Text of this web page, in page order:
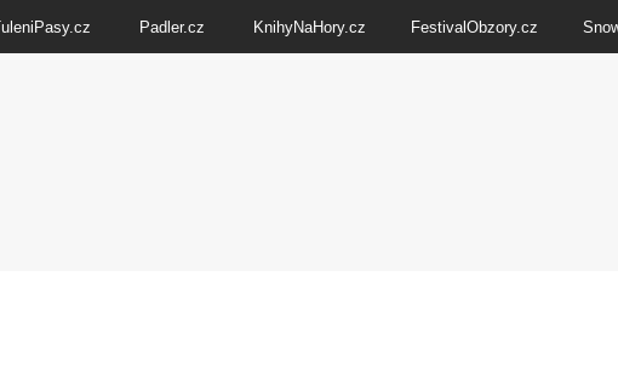
Padler.cz KnihyNaHory.cz FestivalObzory.cz